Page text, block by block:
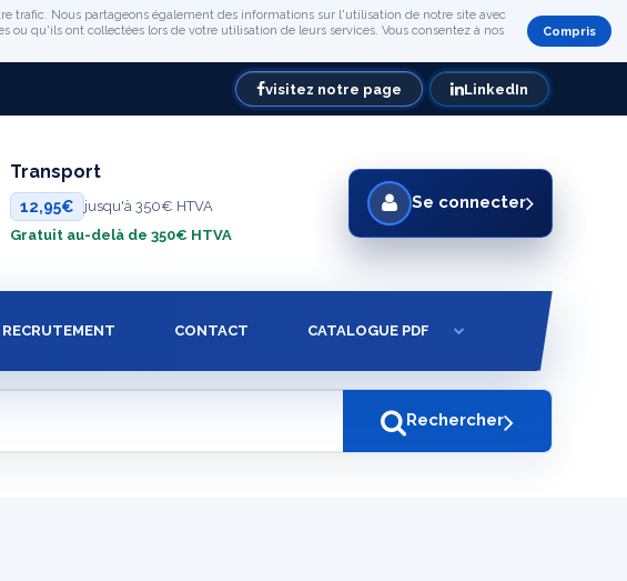
trafic. Nous partageons également des informations sur l'utilisation de notre site avec
qu'ils ont collectées lors de votre utilisation de leurs services. Vous consentez à nos
Compris
visitez notre page LinkedIn
Transport
12,95€
jusqu'à 350€ HTVA
Gratuit au-delà de 350€ HTVA
Se connecter
RECRUTEMENT CONTACT CATALOGUE PDF
Rechercher